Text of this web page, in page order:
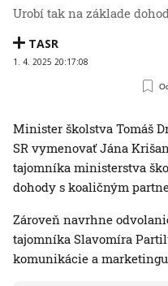
Urobí tak na základe
TASR
1. 4. 2025 20:17:08
Minister školstva Tomáš
SR vymenovať Jána
tajomníka ministerstva
dohody s koaličným
Zároveň navrhne
tajomníka Slavomíra
komunikácie a